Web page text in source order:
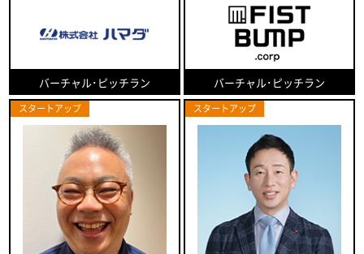
バーチャル･ピッチラン バーチャル･ピッチラン
スタートアップ スタートアップ